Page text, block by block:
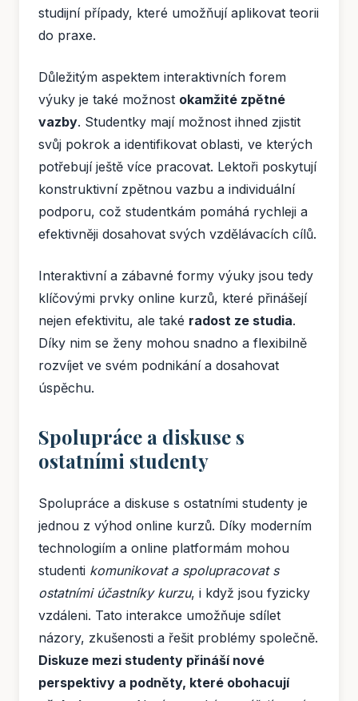
studijní případy, které umožňují aplikovat teorii
do praxe.
Důležitým aspektem interaktivních forem
výuky je také možnost okamžité zpětné
vazby. Studentky mají možnost ihned zjistit
svůj pokrok a identifikovat oblasti, ve kterých
potřebují ještě více pracovat. Lektoři poskytují
konstruktivní zpětnou vazbu a individuální
podporu, což studentkám pomáhá rychleji a
efektivněji dosahovat svých vzdělávacích cílů.
Interaktivní a zábavné formy výuky jsou tedy
klíčovými prvky online kurzů, které přinášejí
nejen efektivitu, ale také radost ze studia.
Díky nim se ženy mohou snadno a flexibilně
rozvíjet ve svém podnikání a dosahovat
úspěchu.
Spolupráce a diskuse s
ostatními studenty
Spolupráce a diskuse s ostatními studenty je
jednou z výhod online kurzů. Díky moderním
technologiím a online platformám mohou
studenti komunikovat a spolupracovat s
ostatními účastníky kurzu, i když jsou fyzicky
vzdáleni. Tato interakce umožňuje sdílet
názory, zkušenosti a řešit problémy společně.
Diskuze mezi studenty přináší nové
perspektivy a podněty, které obohacují